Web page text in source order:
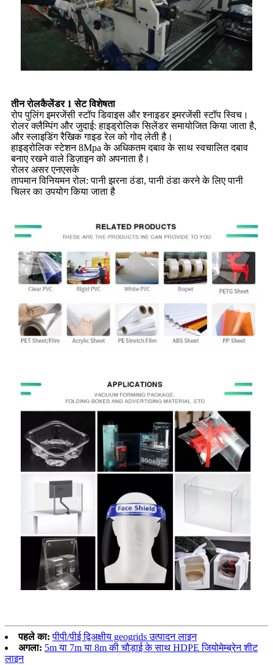
तीन रोलकैलेंडर 1 सेट विशेषता
रोप पुलिंग इमरजेंसी स्टॉप डिवाइस और श्नाइडर इमरजेंसी स्टॉप स्विच।
रोलर क्लैम्पिंग और जुदाई: हाइड्रोलिक सिलेंडर समायोजित किया जाता है,
और स्लाइडिंग रैखिक गाइड रेल को गोद लेती है।
हाइड्रोलिक स्टेशन 8Mpa के अधिकतम दबाव के साथ स्वचालित दबाव
बनाए रखने वाले डिज़ाइन को अपनाता है।
रोलर असर एनएसके
तापमान विनियमन रोल: पानी झरना ठंडा, पानी ठंडा करने के लिए पानी
चिलर का उपयोग किया जाता है
पहले का: पीपी/पीई द्विअक्षीय geogrids उत्पादन लाइन
अगला: 5m या 7m या 8m की चौड़ाई के साथ HDPE जियोमेम्ब्रेन शीट
लाइन